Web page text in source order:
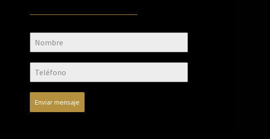
Enviar mensaje